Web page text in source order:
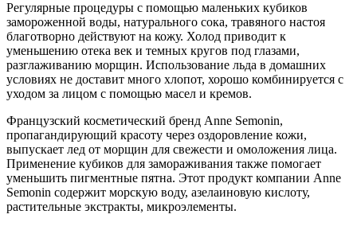
Регулярные процедуры с помощью маленьких кубиков
замороженной воды, натурального сока, травяного настоя
благотворно действуют на кожу. Холод приводит к
уменьшению отека век и темных кругов под глазами,
разглаживанию морщин. Использование льда в домашних
условиях не доставит много хлопот, хорошо комбинируется с
уходом за лицом с помощью масел и кремов.
Французский косметический бренд Anne Semonin,
пропагандирующий красоту через оздоровление кожи,
выпускает лед от морщин для свежести и омоложения лица.
Применение кубиков для замораживания также помогает
уменьшить пигментные пятна. Этот продукт компании Anne
Semonin содержит морскую воду, азелаиновую кислоту,
растительные экстракты, микроэлементы.